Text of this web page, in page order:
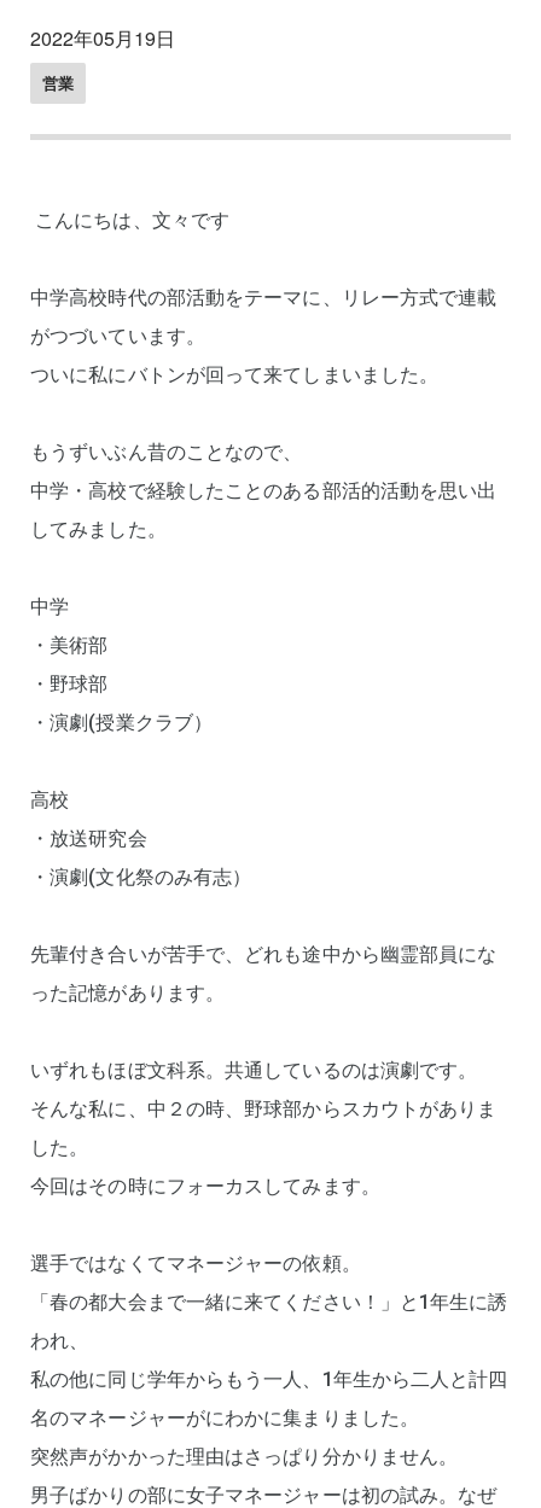
2022年05月19日
営業
こんにちは、文々です
中学高校時代の部活動をテーマに、リレー方式で連載
がつづいています。
ついに私にバトンが回って来てしまいました。
もうずいぶん昔のことなので、
中学・高校で経験したことのある部活的活動を思い出
してみました。
中学
・美術部
・野球部
・演劇(授業クラブ）
高校
・放送研究会
・演劇(文化祭のみ有志）
先輩付き合いが苦手で、どれも途中から幽霊部員にな
った記憶があります。
いずれもほぼ文科系。共通しているのは演劇です。
そんな私に、中２の時、野球部からスカウトがありま
した。
今回はその時にフォーカスしてみます。
選手ではなくてマネージャーの依頼。
「春の都大会まで一緒に来てください！」と1年生に誘
われ、
私の他に同じ学年からもう一人、1年生から二人と計四
名のマネージャーがにわかに集まりました。
突然声がかかった理由はさっぱり分かりません。
男子ばかりの部に女子マネージャーは初の試み。なぜ